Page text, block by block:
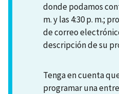
donde podamos
m. y las 4:30 p. m.;
de correo
descripción de su
Tenga en cuenta
programar una